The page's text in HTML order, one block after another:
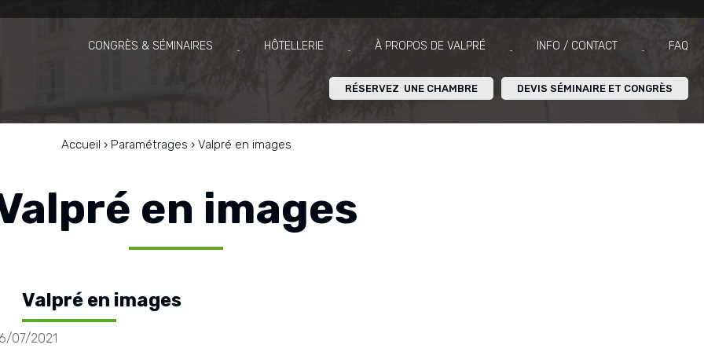
CONGRÈS & SÉMINAIRES HÔTELLERIE À PROPOS DE VALPRÉ INFO / CONTACT FAQ
RÉSERVEZ UNE CHAMBRE DEVIS SÉMINAIRE ET CONGRÈS
Accueil › Paramétrages › Valpré en images
en images
Valpré en images
07/2021